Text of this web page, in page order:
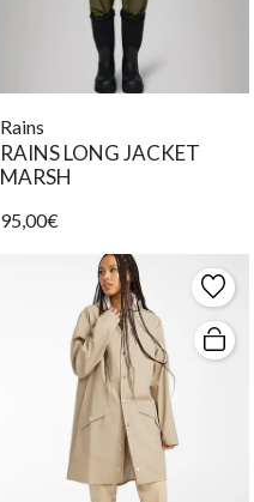
Rains
RAINS LONG JACKET
MARSH
95,00€